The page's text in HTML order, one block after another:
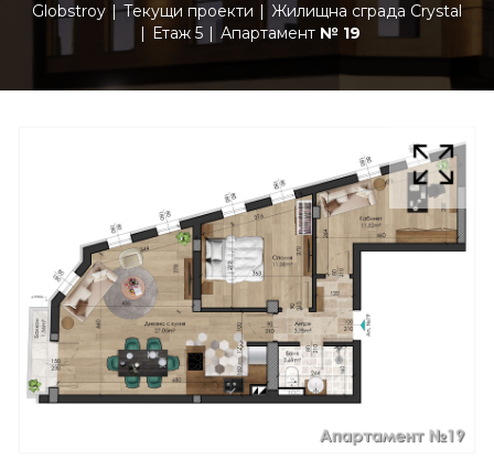
Globstroy Текущи проекти
Жилищна сграда Crystal
Етаж 5
Апартамент № 19